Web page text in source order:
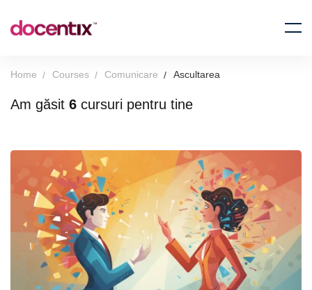
Home Courses Comunicare Ascultarea
Am găsit 6 cursuri pentru tine